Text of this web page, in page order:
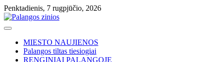
Skip
to
content
Penktadienis, 7 rugpjūčio, 2026
MIESTO NAUJIENOS
Palangos tiltas tiesiogiai
RENGINIAI PALANGOJE